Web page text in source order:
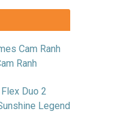
Cam Ranh
Ranh
Duo 2
Legend